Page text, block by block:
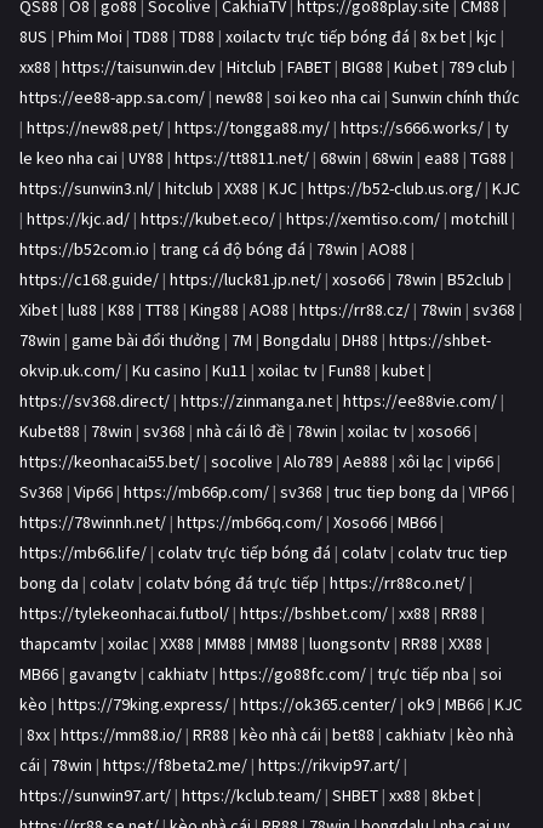
QS88 | O8 | go88 | Socolive | CakhiaTV | https://go88play.site | CM88 |
8US | Phim Moi | TD88 | TD88 | xoilactv trực tiếp bóng đá | 8x bet | kjc |
xx88 | https://taisunwin.dev | Hitclub | FABET | BIG88 | Kubet | 789 club |
https://ee88-app.sa.com/ | new88 | soi keo nha cai | Sunwin chính thức
| https://new88.pet/ | https://tongga88.my/ | https://s666.works/ | ty
le keo nha cai | UY88 | https://tt8811.net/ | 68win | 68win | ea88 | TG88 |
https://sunwin3.nl/ | hitclub | XX88 | KJC | https://b52-club.us.org/ | KJC
| https://kjc.ad/ | https://kubet.eco/ | https://xemtiso.com/ | motchill |
https://b52com.io | trang cá độ bóng đá | 78win | AO88 |
https://c168.guide/ | https://luck81.jp.net/ | xoso66 | 78win | B52club |
Xibet | lu88 | K88 | TT88 | King88 | AO88 | https://rr88.cz/ | 78win | sv368 |
78win | game bài đổi thưởng | 7M | Bongdalu | DH88 | https://shbet-
okvip.uk.com/ | Ku casino | Ku11 | xoilac tv | Fun88 | kubet |
https://sv368.direct/ | https://zinmanga.net | https://ee88vie.com/ |
Kubet88 | 78win | sv368 | nhà cái lô đề | 78win | xoilac tv | xoso66 |
https://keonhacai55.bet/ | socolive | Alo789 | Ae888 | xôi lạc | vip66 |
Sv368 | Vip66 | https://mb66p.com/ | sv368 | truc tiep bong da | VIP66 |
https://78winnh.net/ | https://mb66q.com/ | Xoso66 | MB66 |
https://mb66.life/ | colatv trực tiếp bóng đá | colatv | colatv truc tiep
bong da | colatv | colatv bóng đá trực tiếp | https://rr88co.net/ |
https://tylekeonhacai.futbol/ | https://bshbet.com/ | xx88 | RR88 |
thapcamtv | xoilac | XX88 | MM88 | MM88 | luongsontv | RR88 | XX88 |
MB66 | gavangtv | cakhiatv | https://go88fc.com/ | trực tiếp nba | soi
kèo | https://79king.express/ | https://ok365.center/ | ok9 | MB66 | KJC
| 8xx | https://mm88.io/ | RR88 | kèo nhà cái | bet88 | cakhiatv | kèo nhà
cái | 78win | https://f8beta2.me/ | https://rikvip97.art/ |
https://sunwin97.art/ | https://kclub.team/ | SHBET | xx88 | 8kbet |